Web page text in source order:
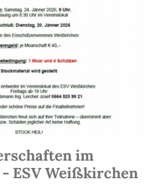
im
ESV Weißkirchen